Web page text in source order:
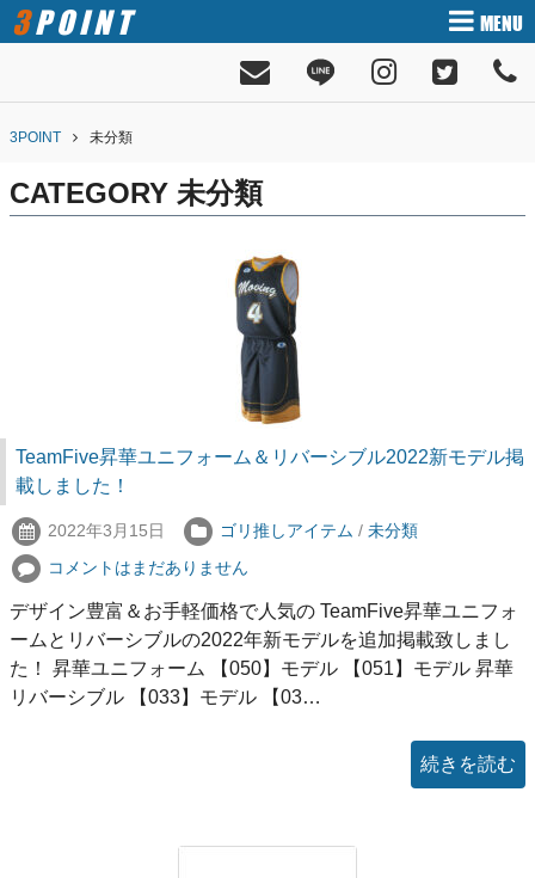
3POINT MENU
3POINT 未分類
CATEGORY 未分類
TeamFive昇華ユニフォーム＆リバーシブル2022新モデル掲
載しました！
2022年3月15日 ゴリ推しアイテム / 未分類
コメントはまだありません
デザイン豊富＆お手軽価格で人気の TeamFive昇華ユニフォ
ームとリバーシブルの2022年新モデルを追加掲載致しまし
た！ 昇華ユニフォーム 【050】モデル 【051】モデル 昇華
リバーシブル 【033】モデル 【03…
続きを読む